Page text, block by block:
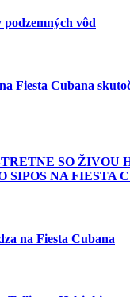
podzemných vôd
Fiesta Cubana
SO ŽIVOU
SIPOS NA FIESTA
na Fiesta Cubana